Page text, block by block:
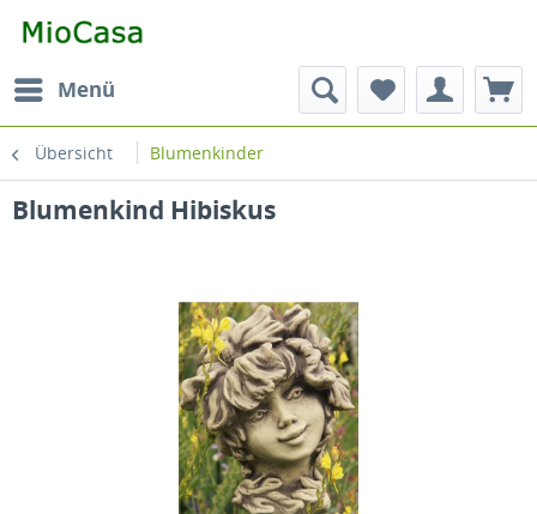
Menü
Übersicht Blumenkinder
Blumenkind Hibiskus